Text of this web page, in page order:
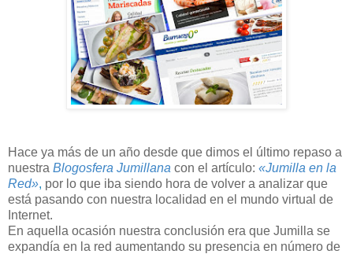
Hace ya más de un año desde que dimos el último repaso a
nuestra Blogosfera Jumillana con el artículo: «Jumilla en la
Red», por lo que iba siendo hora de volver a analizar que
está pasando con nuestra localidad en el mundo virtual de
Internet.
En aquella ocasión nuestra conclusión era que Jumilla se
expandía en la red aumentando su presencia en número de